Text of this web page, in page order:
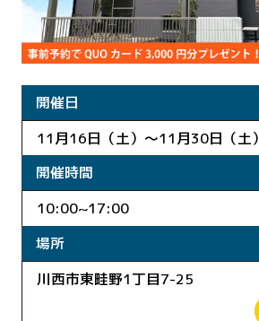
開催日
11月16日（土）～11月30日（土）
開催時間
10:00~17:00
場所
川西市東畦野1丁目7-25